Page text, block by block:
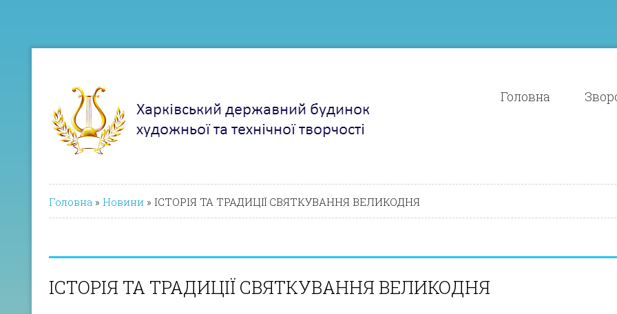
Головна
Головна» Новини » ІСТОРІЯ ТА ТРАДИЦІЇ СВЯТКУВАННЯ ВЕЛИКОДНЯ
ІСТОРІЯ ТА ТРАДИЦІЇ СВЯТКУВАННЯ ВЕЛИКОДНЯ